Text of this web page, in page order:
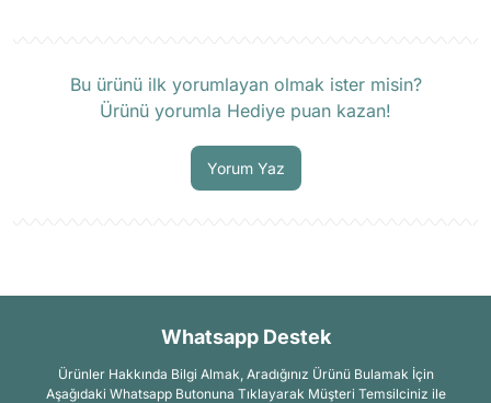
Bu ürünü ilk yorumlayan olmak ister misin?
Ürünü yorumla Hediye puan kazan!
Yorum Yaz
Whatsapp Destek
Ürünler Hakkında Bilgi Almak, Aradığınız Ürünü Bulamak İçin
Aşağıdaki Whatsapp Butonuna Tıklayarak Müşteri Temsilciniz ile